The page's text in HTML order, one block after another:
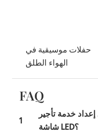
حفلات موسيقية في
الهواء الطلق
FAQ
1
خدمة تأجير
شاشة LED؟